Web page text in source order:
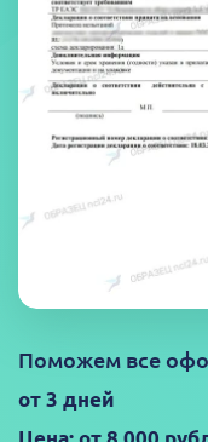
Поможем все
от 3 дней